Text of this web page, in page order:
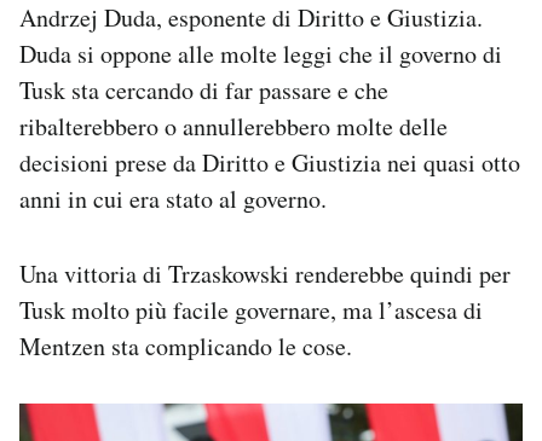
Andrzej Duda, esponente di Diritto e Giustizia.
Duda si oppone alle molte leggi che il governo di
Tusk sta cercando di far passare e che
ribalterebbero o annullerebbero molte delle
decisioni prese da Diritto e Giustizia nei quasi otto
anni in cui era stato al governo.
Una vittoria di Trzaskowski renderebbe quindi per
Tusk molto più facile governare, ma l’ascesa di
Mentzen sta complicando le cose.